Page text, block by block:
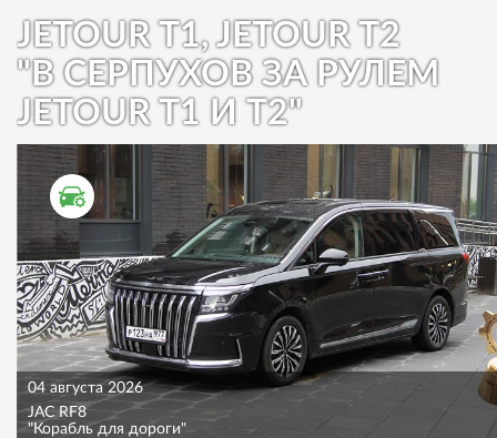
JETOUR T1, JETOUR T2
"В СЕРПУХОВ ЗА РУЛЕМ
JETOUR T1 И T2"
ТЕСТ ДРАЙВ
04 августа 2026
JAC RF8
"Корабль для дороги"